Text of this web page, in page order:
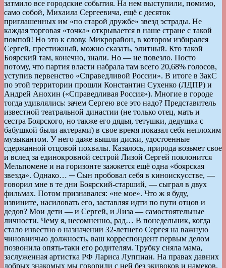
затмило все городские события. На нем выступили, помимо,
само собой, Михаила Сергеевича, ещё с десяток
приглашенных им «по старой дружбе» звезд эстрады. Не
каждая торговая «точка» открывается в наше стране с такой
помпой! Но это к слову. Микрорайон, в котором избирался
Сергей, престижный, можно сказать, элитный. Кто такой
Боярский там, конечно, знали. Но — не повезло. Посто
потому, что партия власти набрала там всего 20,68% голосов,
уступив первенство «Справедливой России». В итоге в ЗакС
по этой территории прошли Константин Сухенко (ЛДПР) и
Андрей Анохин («Справедливая Россия»). Многие в городе
тогда удивлялись: зачем Сергею все это надо? Представитель
известной театральной династии (не только отец, мать и
сестра Боярского, но также его дядья, тетушки, дедушка с
бабушкой были актерами) в свое время показал себя неплохим
музыкантом. У него даже вышли диски, удостоенные
сдержанной отцовой похвалы. Казалось, природа возьмет свое
и вслед за единокровной сестрой Лизой Сергей поклонится
Мельпомене и на горизонте зажжется ещё одна «боярская
звезда». Однако… ─ Сын пробовал себя в киноискусстве, —
говорил мне в те дни Боярский-старший, — сыграл в двух
фильмах. Потом признавался: «не мое». Что ж я буду,
извините, насиловать его, заставляя идти по пути отцов и
дедов? Мои дети — и Сергей, и Лиза — самостоятельные
личности. Чему я, несомненно, рад… В понедельник, когда
стало известно о назначении 32-летнего Сергея на важную
чиновничью должность, ваш корреспондент первым делом
позвонила опять-таки его родителям. Трубку сняла мама,
заслуженная артистка РФ Лариса Луппиан. На правах давних
добрых знакомых мы говорили с ней без экивоков и намеков.